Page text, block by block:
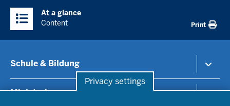
Privacy settings
Inhalte
At a glance
Content
Print
Schule & Bildung
Ministerium